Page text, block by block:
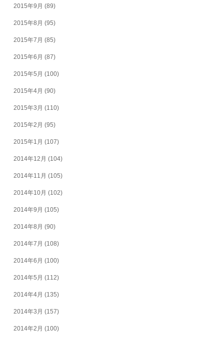
2015年9月 (89)
2015年8月 (95)
2015年7月 (85)
2015年6月 (87)
2015年5月 (100)
2015年4月 (90)
2015年3月 (110)
2015年2月 (95)
2015年1月 (107)
2014年12月 (104)
2014年11月 (105)
2014年10月 (102)
2014年9月 (105)
2014年8月 (90)
2014年7月 (108)
2014年6月 (100)
2014年5月 (112)
2014年4月 (135)
2014年3月 (157)
2014年2月 (100)